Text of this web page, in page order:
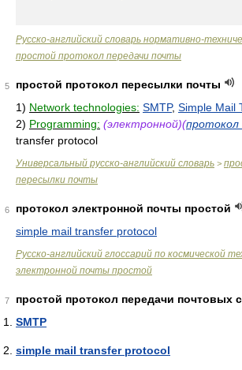
Русско-английский словарь нормативно-
простой протокол передачи почты
5
простой протокол пересылки почты
1) Network technologies: SMTP, Simple Mail
2) Programming: (электронной)(протокол
transfer protocol
Универсальный русско-английский словарь >
пересылки почты
6
протокол электронной почты простой
simple mail transfer protocol
Русско-английский глоссарий по космической
электронной почты простой
7
простой протокол передачи почтовых
SMTP
simple mail transfer protocol